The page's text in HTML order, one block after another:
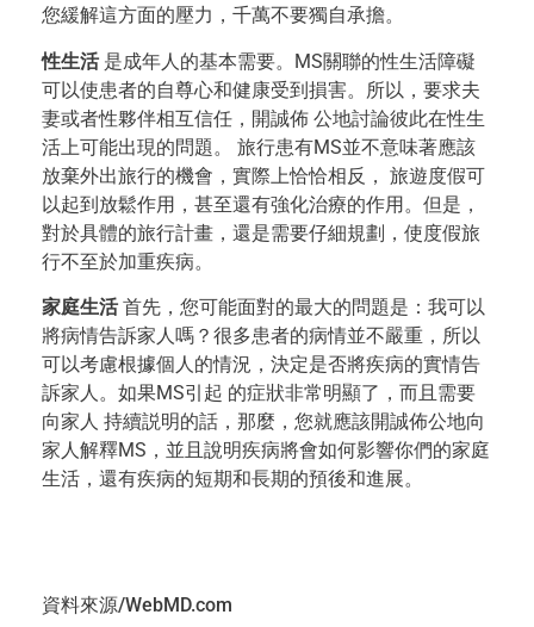
您緩解這方面的壓力，千萬不要獨自承擔。
性生活是成年人的基本需要。MS關聯的性生活障礙
可以使患者的自尊心和健康受到損害。所以，要求夫
妻或者性夥伴相互信任，開誠佈 公地討論彼此在性生
活上可能出現的問題。 旅行患有MS並不意味著應該
放棄外出旅行的機會，實際上恰恰相反， 旅遊度假可
以起到放鬆作用，甚至還有強化治療的作用。但是，
對於具體的旅行計畫，還是需要仔細規劃，使度假旅
行不至於加重疾病。
家庭生活首先，您可能面對的最大的問題是：我可以
將病情告訴家人嗎？很多患者的病情並不嚴重，所以
可以考慮根據個人的情況，決定是否將疾病的實情告
訴家人。如果MS引起 的症狀非常明顯了，而且需要
向家人 持續説明的話，那麼，您就應該開誠佈公地向
家人解釋MS，並且說明疾病將會如何影響你們的家庭
生活，還有疾病的短期和長期的預後和進展。
資料來源/WebMD.com